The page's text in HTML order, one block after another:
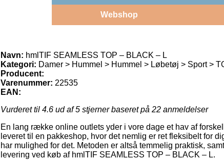
Webshop
Navn: hmlTIF SEAMLESS TOP – BLACK – L
Kategori: Damer > Hummel > Hummel > Løbetøj > Sport >
Producent:
Varenummer: 22535
EAN:
Vurderet til 4.6 ud af 5 stjerner baseret på 22 anmeldelser
En lang række online outlets yder i vore dage et hav af
leveret til en pakkeshop, hvor det nemlig er ret fleksibelt for
har mulighed for det. Metoden er altså temmelig praktisk,
levering ved køb af hmlTIF SEAMLESS TOP – BLACK – L.